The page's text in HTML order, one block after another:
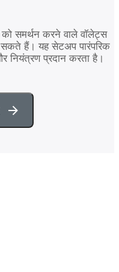
समर्थन करने वाले वॉलेट्स
सकते हैं। यह सेटअप पारंपरिक
नियंत्रण प्रदान करता है।